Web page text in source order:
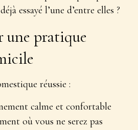
essayé l’une d’entre elles ?
une pratique
réussie :
calme et confortable
où vous ne serez pas